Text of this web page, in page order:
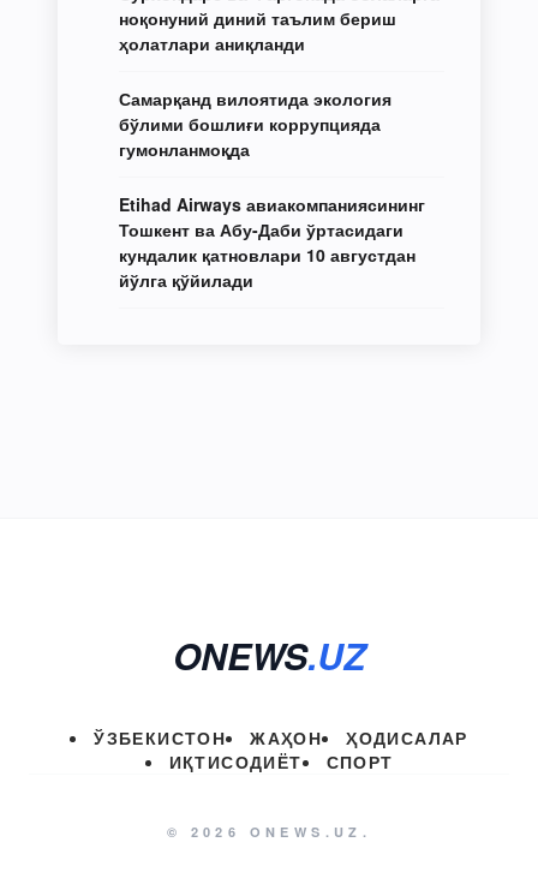
ноқонуний диний таълим бериш
ҳолатлари аниқланди
Самарқанд вилоятида экология
бўлими бошлиғи коррупцияда
гумонланмоқда
Etihad Airways авиакомпаниясининг
Тошкент ва Абу-Даби ўртасидаги
кундалик қатновлари 10 августдан
йўлга қўйилади
ONEWS.UZ
ЎЗБЕКИСТОН ЖАҲОН
ҲОДИСАЛАР
ИҚТИСОДИЁТ
СПОРТ
© 2026 ONEWS.UZ.